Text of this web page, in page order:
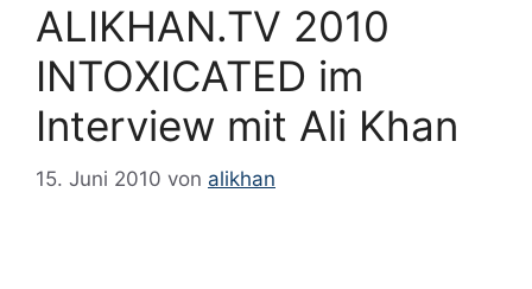
ALIKHAN.TV 2010
INTOXICATED im
Interview mit Ali Khan
15. Juni 2010 von alikhan
Juli 2014
Juni 2014
Mai 2014
März 2014